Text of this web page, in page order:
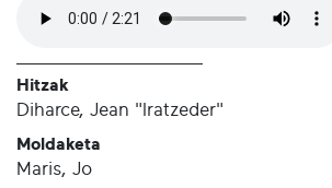
Hitzak
Diharce, Jean "Iratzeder"
Moldaketa
Maris, Jo